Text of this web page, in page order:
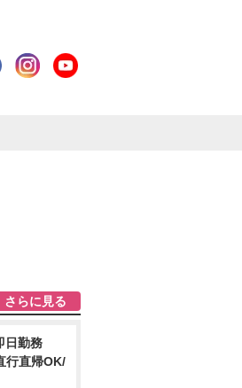
さらに見る
日勤務
行直帰OK/